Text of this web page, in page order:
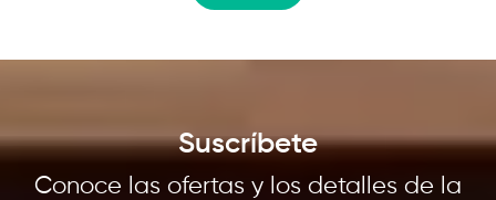
Suscríbete
Conoce las ofertas y los detalles de la